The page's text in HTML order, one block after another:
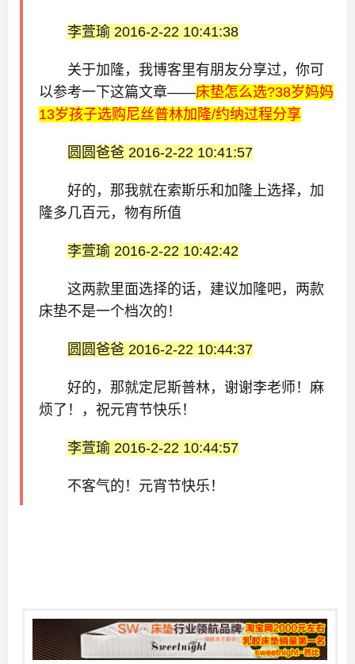
李萱瑜 2016-2-22 10:41:38
关于加隆，我博客里有朋友分享过，你可
以参考一下这篇文章——床垫怎么选?38岁妈妈
13岁孩子选购尼丝普林加隆/约纳过程分享
圆圆爸爸 2016-2-22 10:41:57
好的，那我就在索斯乐和加隆上选择，加
隆多几百元，物有所值
李萱瑜 2016-2-22 10:42:42
这两款里面选择的话，建议加隆吧，两款
床垫不是一个档次的！
圆圆爸爸 2016-2-22 10:44:37
好的，那就定尼斯普林，谢谢李老师！麻
烦了！，祝元宵节快乐！
李萱瑜 2016-2-22 10:44:57
不客气的！元宵节快乐！